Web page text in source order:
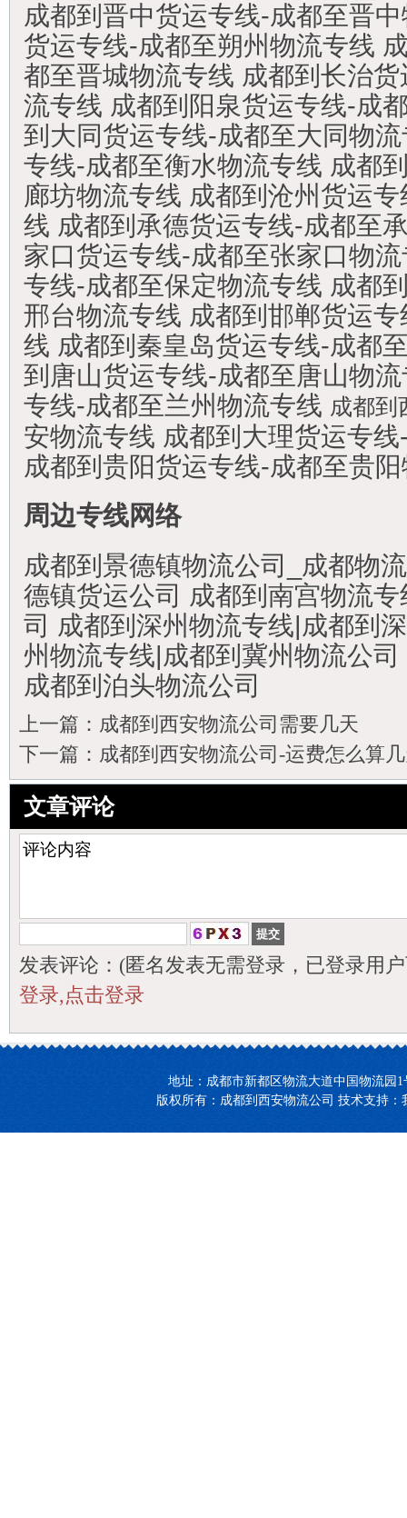
成都到晋中货运专线-成都至晋
货运专线-成都至朔州物流专线
都至晋城物流专线 成都到长治
流专线 成都到阳泉货运专线-成
到大同货运专线-成都至大同物
专线-成都至衡水物流专线 成都
廊坊物流专线 成都到沧州货运
线 成都到承德货运专线-成都至
家口货运专线-成都至张家口物
专线-成都至保定物流专线 成都
邢台物流专线 成都到邯郸货运
线 成都到秦皇岛货运专线-成都
到唐山货运专线-成都至唐山物
专线-成都至兰州物流专线 成都到
安物流专线 成都到大理货运专
成都到贵阳货运专线-成都至贵
周边专线网络
成都到景德镇物流公司_成都物
德镇货运公司 成都到南宫物流
司 成都到深州物流专线|成都到
州物流专线|成都到冀州物流公
成都到泊头物流公司
上一篇： 成都到西安物流公司需要几天
下一篇： 成都到西安物流公司-运费怎么算
文章评论
发表评论：(匿名发表无需登录，已登录用
登录,点击登录
地址：成都市新都区物流大道中国物流园
版权所有：成都到西安物流公司 技术支持：